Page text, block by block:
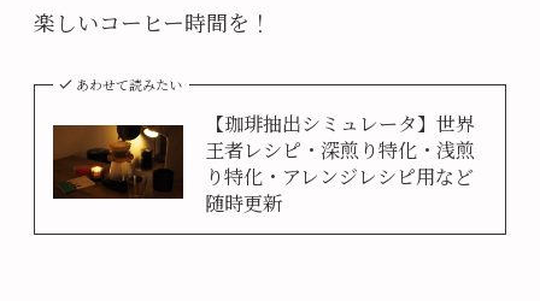
楽しいコーヒー時間を！
あわせて読みたい
【珈琲抽出シミュレータ】世界
王者レシピ・深煎り特化・浅煎
り特化・アレンジレシピ用など
随時更新